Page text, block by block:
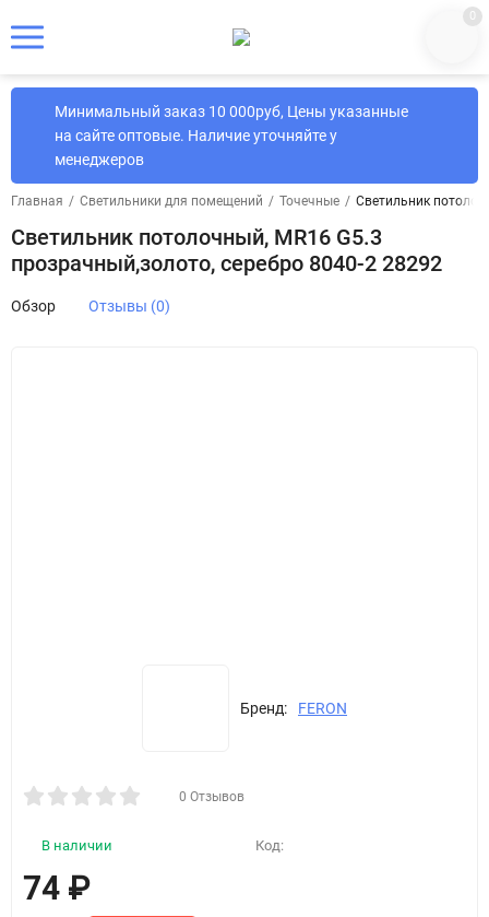
0
Минимальный заказ 10 000руб, Цены указанные
на сайте оптовые. Наличие уточняйте у
менеджеров
Главная / Светильники для помещений / Точечные / Светильник
Светильник потолочный, MR16 G5.3
прозрачный,золото, серебро 8040-2 28292
Обзор Отзывы (0)
Бренд: FERON
0 Отзывов
В наличии Код:
74 ₽